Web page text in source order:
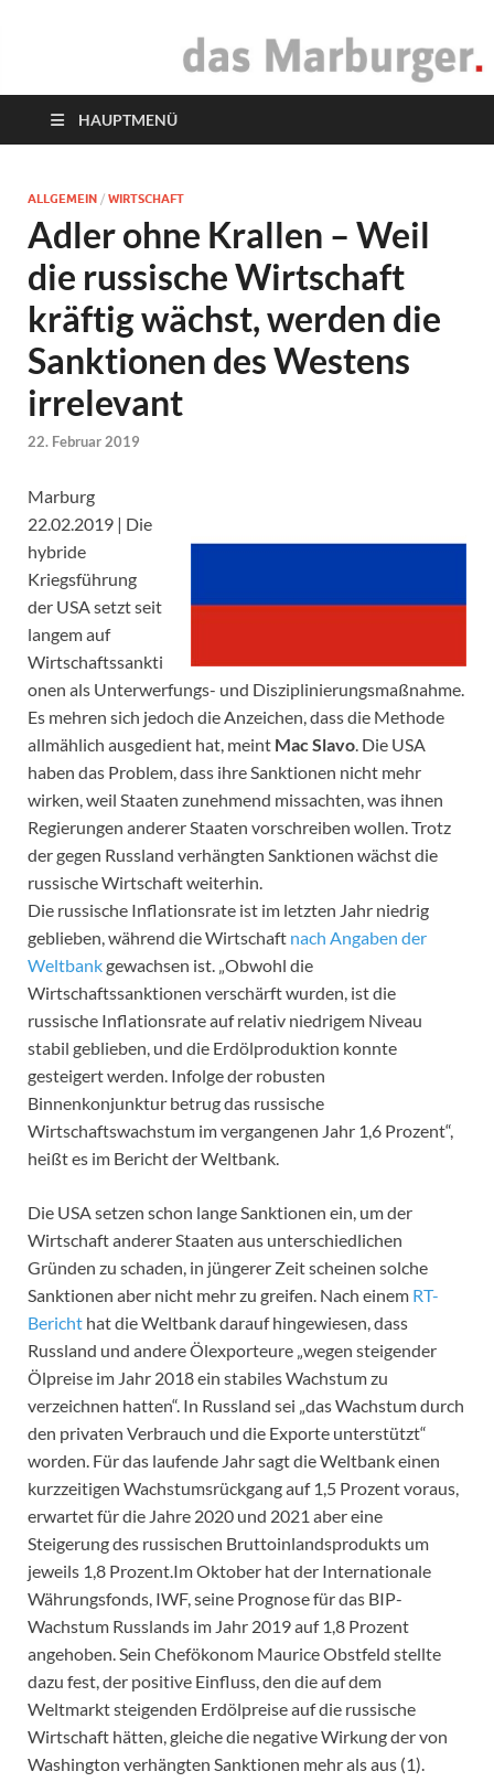
das Marburger.
HAUPTMENÜ
ALLGEMEIN / WIRTSCHAFT
Adler ohne Krallen – Weil
die russische Wirtschaft
kräftig wächst, werden die
Sanktionen des Westens
irrelevant
22. Februar 2019
Marburg
22.02.2019 | Die
hybride
Kriegsführung
der USA setzt seit
langem auf
Wirtschaftssankti
onen als Unterwerfungs- und Disziplinierungsmaßnahme.
Es mehren sich jedoch die Anzeichen, dass die Methode
allmählich ausgedient hat, meint Mac Slavo. Die USA
haben das Problem, dass ihre Sanktionen nicht mehr
wirken, weil Staaten zunehmend missachten, was ihnen
Regierungen anderer Staaten vorschreiben wollen. Trotz
der gegen Russland verhängten Sanktionen wächst die
russische Wirtschaft weiterhin.
Die russische Inflationsrate ist im letzten Jahr niedrig
geblieben, während die Wirtschaft nach Angaben der
Weltbankgewachsen ist. „Obwohl die
Wirtschaftssanktionen verschärft wurden, ist die
russische Inflationsrate auf relativ niedrigem Niveau
stabil geblieben, und die Erdölproduktion konnte
gesteigert werden. Infolge der robusten
Binnenkonjunktur betrug das russische
Wirtschaftswachstum im vergangenen Jahr 1,6 Prozent“,
heißt es im Bericht der Weltbank.
Die USA setzen schon lange Sanktionen ein, um der
Wirtschaft anderer Staaten aus unterschiedlichen
Gründen zu schaden, in jüngerer Zeit scheinen solche
Sanktionen aber nicht mehr zu greifen. Nach einem RT-
Bericht hat die Weltbank darauf hingewiesen, dass
Russland und andere Ölexporteure „wegen steigender
Ölpreise im Jahr 2018 ein stabiles Wachstum zu
verzeichnen hatten“. In Russland sei „das Wachstum durch
den privaten Verbrauch und die Exporte unterstützt“
worden. Für das laufende Jahr sagt die Weltbank einen
kurzzeitigen Wachstumsrückgang auf 1,5 Prozent voraus,
erwartet für die Jahre 2020 und 2021 aber eine
Steigerung des russischen Bruttoinlandsprodukts um
jeweils 1,8 Prozent.Im Oktober hat der Internationale
Währungsfonds, IWF, seine Prognose für das BIP-
Wachstum Russlands im Jahr 2019 auf 1,8 Prozent
angehoben. Sein Chefökonom Maurice Obstfeld stellte
dazu fest, der positive Einfluss, den die auf dem
Weltmarkt steigenden Erdölpreise auf die russische
Wirtschaft hätten, gleiche die negative Wirkung der von
Washington verhängten Sanktionen mehr als aus (1).